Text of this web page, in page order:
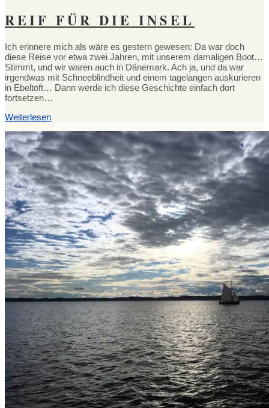
REIF FÜR DIE INSEL
Ich erinnere mich als wäre es gestern gewesen: Da war doch
diese Reise vor etwa zwei Jahren, mit unserem damaligen Boot…
Stimmt, und wir waren auch in Dänemark. Ach ja, und da war
irgendwas mit Schneeblindheit und einem tagelangen auskurieren
in Ebeltöft… Dann werde ich diese Geschichte einfach dort
fortsetzen…
Weiterlesen